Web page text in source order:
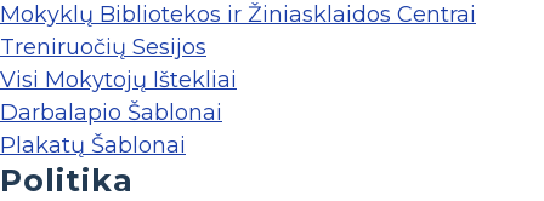
Mokyklų Bibliotekos ir Žiniasklaidos Centrai
Treniruočių Sesijos
Visi Mokytojų Ištekliai
Darbalapio Šablonai
Plakatų Šablonai
Politika